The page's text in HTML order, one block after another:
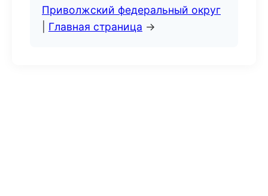
Приволжский федеральный округ
Главная страница →